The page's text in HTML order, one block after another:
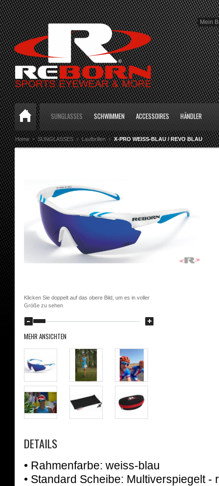
Mein
SUNGLASSES SCHWIMMEN ACCESSOIRES HÄNDLER
Home SUNGLASSES Laufbrillen X-PRO WEISS-BLAU / REVO BLAU
Klicken Sie doppelt auf das obere Bild, um es in voller
Größe zu sehen
MEHR ANSICHTEN
DETAILS
• Rahmenfarbe: weiss-blau
• Standard Scheibe: Multiverspiegelt -